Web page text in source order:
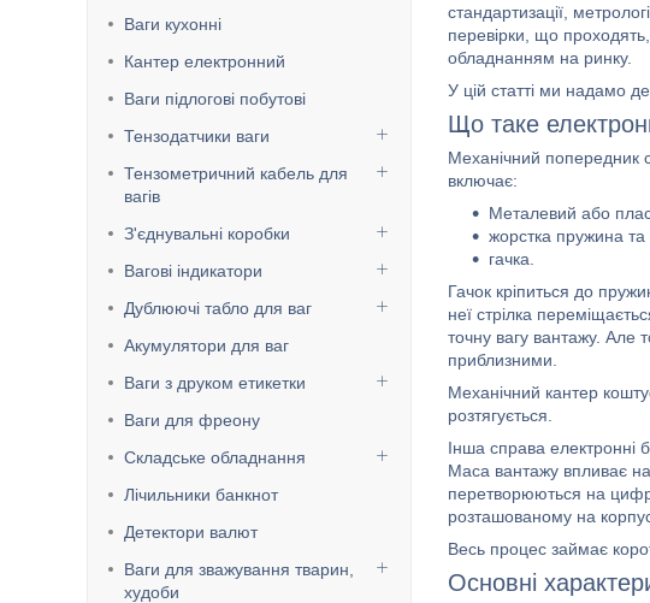
Ваги кухонні
Кантер електронний
Ваги підлогові побутові
Тензодатчики ваги
Тензометричний кабель для
вагів
З'єднувальні коробки
Вагові індикатори
Дублюючі табло для ваг
Акумулятори для ваг
Ваги з друком етикетки
Ваги для фреону
Складське обладнання
Лічильники банкнот
Детектори валют
Ваги для зважування тварин,
худоби
стандартизації,
перевірки, що
обладнанням на ринку.
У цій статті ми надамо
Що таке
Механічний попередник
включає:
Металевий або
жорстка пружина та
гачка.
Гачок кріпиться до
неї стрілка
точну вагу вантажу. Але
приблизними.
Механічний кантер
розтягується.
Інша справа електронні
Маса вантажу впливає
перетворюються на
розташованому на
Весь процес займає
Основні